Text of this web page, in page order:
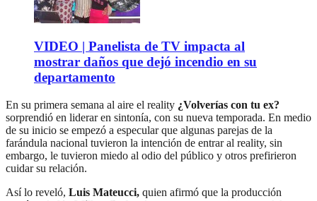
VIDEO | Panelista de TV impacta al
mostrar daños que dejó incendio en su
departamento
En su primera semana al aire el reality ¿Volverías con tu ex?
sorprendió en liderar en sintonía, con su nueva temporada. En medio
de su inicio se empezó a especular que algunas parejas de la
farándula nacional tuvieron la intención de entrar al reality, sin
embargo, le tuvieron miedo al odio del público y otros prefirieron
cuidar su relación.
Así lo reveló, Luis Mateucci, quien afirmó que la producción